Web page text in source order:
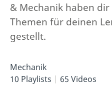
& Mechanik haben
Themen für deinen
gestellt.
Mechanik
10 Playlists
65 Videos